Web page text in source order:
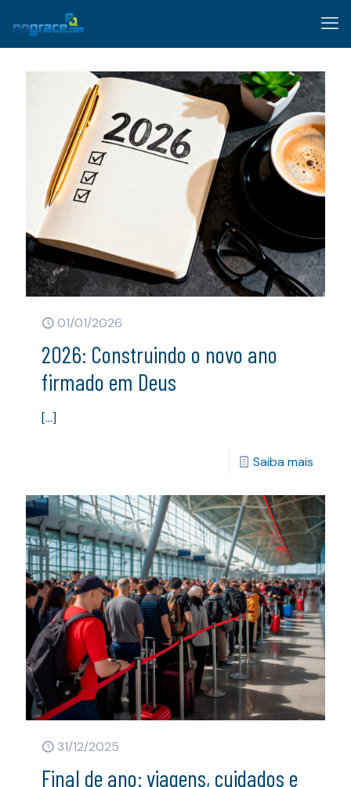
01/01/2026
2026: Construindo o novo ano
firmado em Deus
[…]
Saiba mais
31/12/2025
Final de ano: viagens, cuidados e